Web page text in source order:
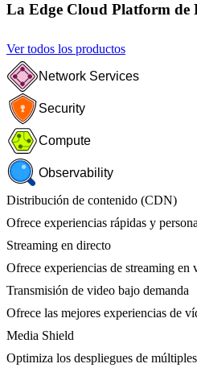
La Edge Cloud Platform de
Ver todos los productos
Network Services
Security
Compute
Observability
Distribución de contenido (CDN)
Ofrece experiencias rápidas y
Streaming en directo
Ofrece experiencias de streaming
Transmisión de video bajo demanda
Ofrece las mejores experiencias de
Media Shield
Optimiza los despliegues de